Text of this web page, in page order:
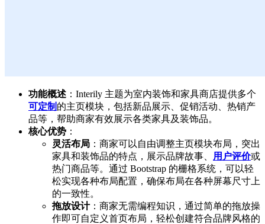
功能概述 ：Interily 主题为室内装饰和家具商店提供多个
可定制 的主页模块，包括新品展示、促销活动、热销产
品等，帮助商家有效展示各类家具及装饰品。
核心优势 ：
灵活布局 ：商家可以自由调整主页模块布局，突出
家具和装饰品的特点，展示品牌故事、
用户评价或
热门商品等。通过 Bootstrap 的栅格系统，可以轻
松实现各种布局配置，确保布局在各种屏幕尺寸上
的一致性。
拖放设计：商家无需编程知识，通过简单的拖放操
作即可自定义首页布局，轻松创建符合品牌风格的